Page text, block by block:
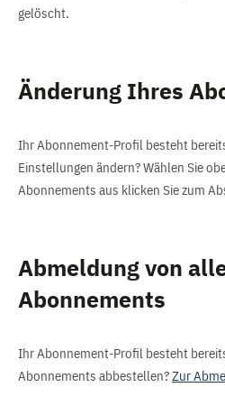
gelöscht.
Änderung Ihres
Ihr Abonnement-Profil besteht
Einstellungen ändern? Wählen Sie
Abonnements aus klicken Sie zum
Abmeldung von
Abonnements
Ihr Abonnement-Profil besteht
Abonnements abbestellen?Zur